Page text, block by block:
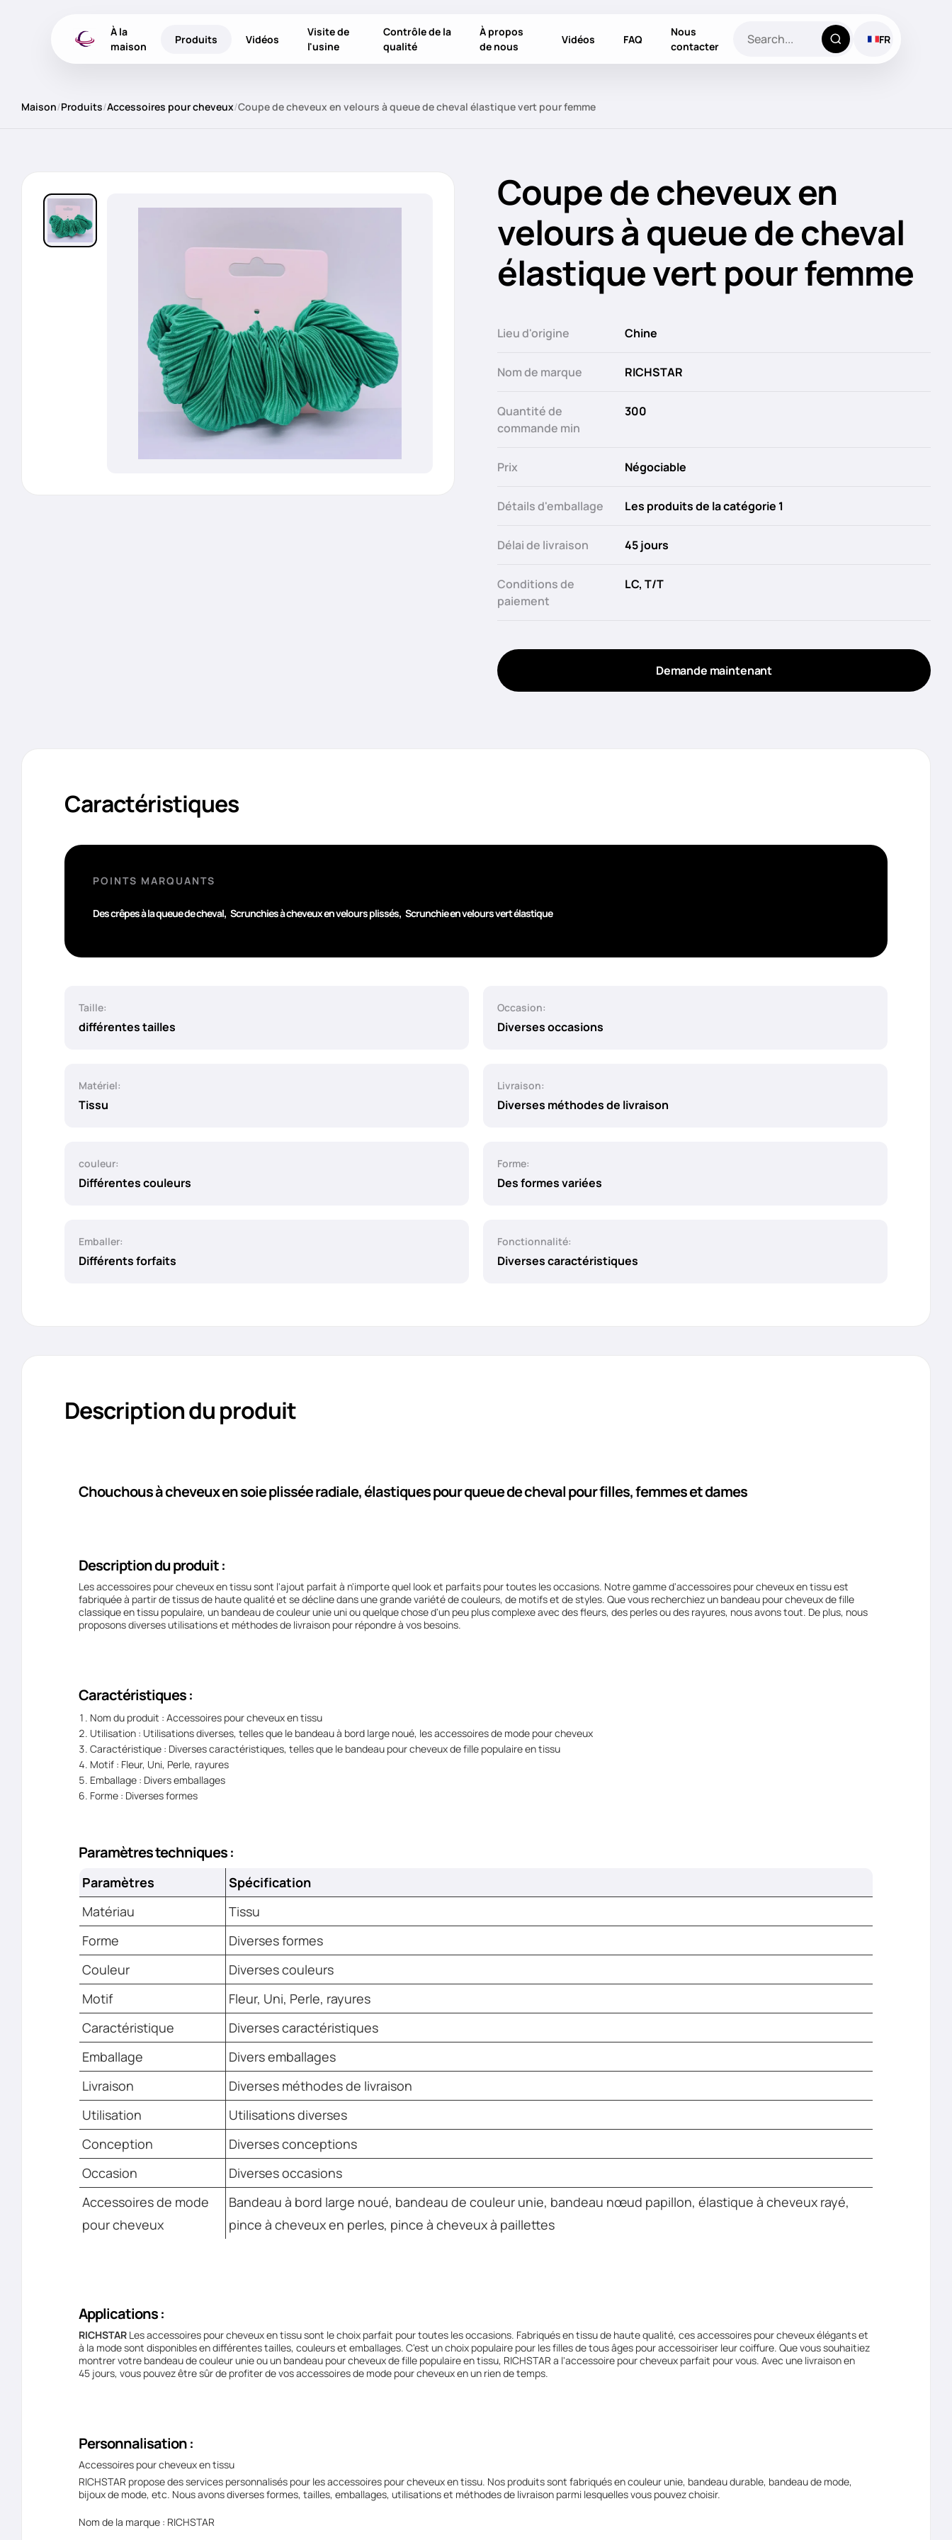
À la
maison
Produits Vidéos
Visite de
l'usine
Contrôle de la
qualité
À propos
de nous
Vidéos FAQ
Nous
contacter
FR
Maison/Produits/Accessoires pour cheveux/Coupe de cheveux en velours à queue de cheval élastique vert pour femme
Coupe de cheveux en
velours à queue de cheval
élastique vert pour femme
Lieu d'origine Chine
Nom de marque RICHSTAR
Quantité de
commande min
300
Prix Négociable
Détails d'emballage Les produits de la catégorie 1
Délai de livraison 45 jours
Conditions de
paiement
LC, T/T
Demande maintenant
Caractéristiques
POINTS MARQUANTS
Des crêpes à la queue de cheval, Scrunchies à cheveux en velours plissés, Scrunchie en velours vert élastique
Taille:
différentes tailles
Occasion:
Diverses occasions
Matériel:
Tissu
Livraison:
Diverses méthodes de livraison
couleur:
Différentes couleurs
Forme:
Des formes variées
Emballer:
Différents forfaits
Fonctionnalité:
Diverses caractéristiques
Description du produit
Chouchous à cheveux en soie plissée radiale, élastiques pour queue de cheval pour filles, femmes et dames
Description du produit :
Les accessoires pour cheveux en tissu sont l'ajout parfait à n'importe quel look et parfaits pour toutes les occasions. Notre gamme d'accessoires pour cheveux en tissu est
fabriquée à partir de tissus de haute qualité et se décline dans une grande variété de couleurs, de motifs et de styles. Que vous recherchiez un bandeau pour cheveux de fille
classique en tissu populaire, un bandeau de couleur unie uni ou quelque chose d'un peu plus complexe avec des fleurs, des perles ou des rayures, nous avons tout. De plus, nous
proposons diverses utilisations et méthodes de livraison pour répondre à vos besoins.
Caractéristiques :
Nom du produit : Accessoires pour cheveux en tissu
Utilisation : Utilisations diverses, telles que le bandeau à bord large noué, les accessoires de mode pour cheveux
Caractéristique : Diverses caractéristiques, telles que le bandeau pour cheveux de fille populaire en tissu
Motif : Fleur, Uni, Perle, rayures
Emballage : Divers emballages
Forme : Diverses formes
Paramètres techniques :
Paramètres
Spécification
Matériau
Tissu
Forme
Diverses formes
Couleur
Diverses couleurs
Motif
Fleur, Uni, Perle, rayures
Caractéristique
Diverses caractéristiques
Emballage
Divers emballages
Livraison
Diverses méthodes de livraison
Utilisation
Utilisations diverses
Conception
Diverses conceptions
Occasion
Diverses occasions
Accessoires de mode
pour cheveux
Bandeau à bord large noué, bandeau de couleur unie, bandeau nœud papillon, élastique à cheveux rayé,
pince à cheveux en perles, pince à cheveux à paillettes
Applications :
RICHSTAR Les accessoires pour cheveux en tissu sont le choix parfait pour toutes les occasions. Fabriqués en tissu de haute qualité, ces accessoires pour cheveux élégants et
à la mode sont disponibles en différentes tailles, couleurs et emballages. C'est un choix populaire pour les filles de tous âges pour accessoiriser leur coiffure. Que vous souhaitiez
montrer votre bandeau de couleur unie ou un bandeau pour cheveux de fille populaire en tissu, RICHSTAR a l'accessoire pour cheveux parfait pour vous. Avec une livraison en
45 jours, vous pouvez être sûr de profiter de vos accessoires de mode pour cheveux en un rien de temps.
Personnalisation :
Accessoires pour cheveux en tissu
RICHSTAR propose des services personnalisés pour les accessoires pour cheveux en tissu. Nos produits sont fabriqués en couleur unie, bandeau durable, bandeau de mode,
bijoux de mode, etc. Nous avons diverses formes, tailles, emballages, utilisations et méthodes de livraison parmi lesquelles vous pouvez choisir.
Nom de la marque : RICHSTAR